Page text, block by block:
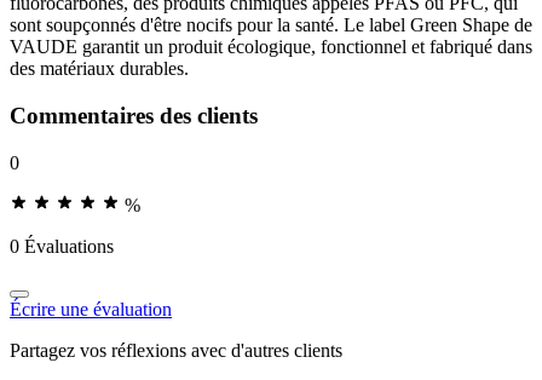
sont soupçonnés d'être nocifs pour la santé. Le label Green Shape de
VAUDE garantit un produit écologique, fonctionnel et fabriqué dans
des matériaux durables.
Commentaires des clients
0
%
0 Évaluations
Écrire une évaluation
Partagez vos réflexions avec d'autres clients